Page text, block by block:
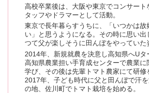
高校卒業後は、大阪や東京でコンサート
タッフやドラマーとして活動。
東京で長年暮らすうちに、「いつかは故
い」と思うようになる。その時に思い出
つて父が楽しそうに田んぼをやっていた
2014年、新規就農を決意し高知県へUタ
高知県農業担い手育成センターで農業に
学び、その後は先輩トマト農家にて研修
2017年、子ども時代に父と田んぼで汗
の地、佐川町でトマト栽培を始める。